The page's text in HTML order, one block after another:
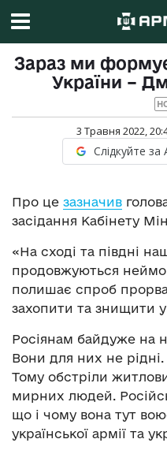
Зараз ми
України –
3 Травня 2022,
Слідкуйте
Про це зазначив
засідання Кабінету
«На сході та півдні
продовжуються
полишає спроб
захопити та знищити
Росіянам байдуже на
Вони для них не
Тому обстріли
мирних людей.
що і чому вона тут
української армії та